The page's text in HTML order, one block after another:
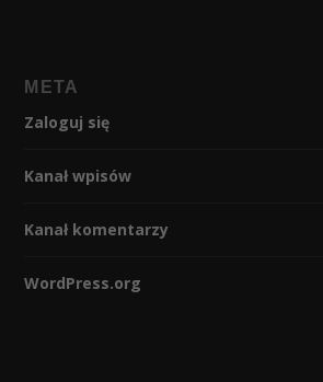
META
Zaloguj się
Kanał wpisów
Kanał komentarzy
WordPress.org